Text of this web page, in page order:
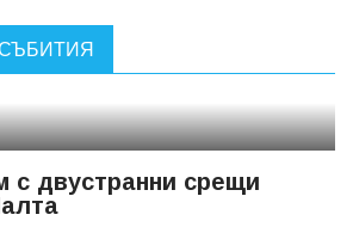
с двустранни срещи